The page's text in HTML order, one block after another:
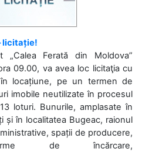
licitație!
„Calea Ferată din Moldova”
09.00, va avea loc licitaţia cu
locațiune, pe un termen de
imobile neutilizate în procesul
loturi. Bunurile, amplasate în
și în localitatea Bugeac, raionul
spații de producere,
de încărcare,